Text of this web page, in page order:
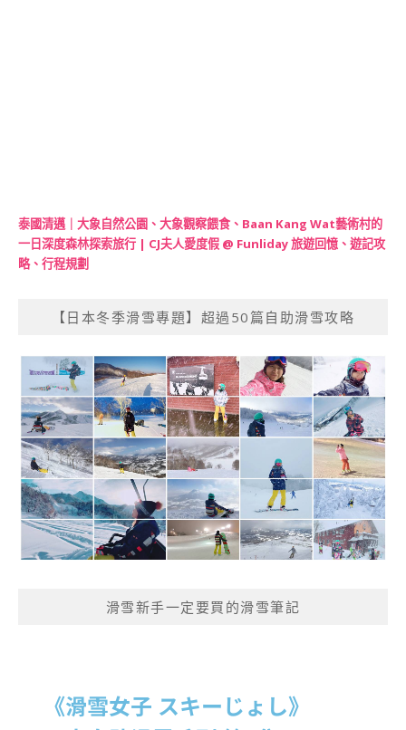
泰國清邁｜大象自然公園、大象觀察餵食、Baan Kang Wat藝術村的
一日深度森林探索旅行 | CJ夫人愛度假 @ Funliday 旅遊回憶、遊記攻
略、行程規劃
【日本冬季滑雪專題】超過50篇自助滑雪攻略
滑雪新手一定要買的滑雪筆記